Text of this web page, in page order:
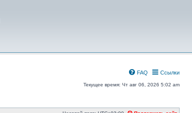
Ссылки
FAQ
Текущее время: Чт авг 06, 2026 5:02 am